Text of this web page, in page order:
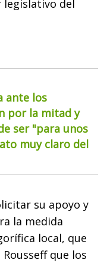
legislativo del
ante los
por la mitad y
ser "para unos
muy claro del
su apoyo y
la medida
local, que
que los